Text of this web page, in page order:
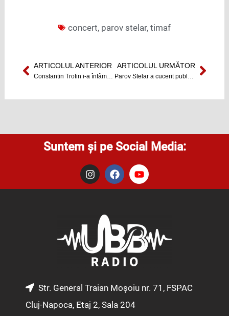
concert, parov stelar, timaf
Prev
ARTICOLUL ANTERIOR ARTICOLUL URMĂTORNext
Suntem și pe Social Media:
I
n
s
m
F
a
c
o
k
Y
o
u
e
Str. General Traian Moșoiu nr. 71, FSPAC
Cluj-Napoca, Etaj 2, Sala 204